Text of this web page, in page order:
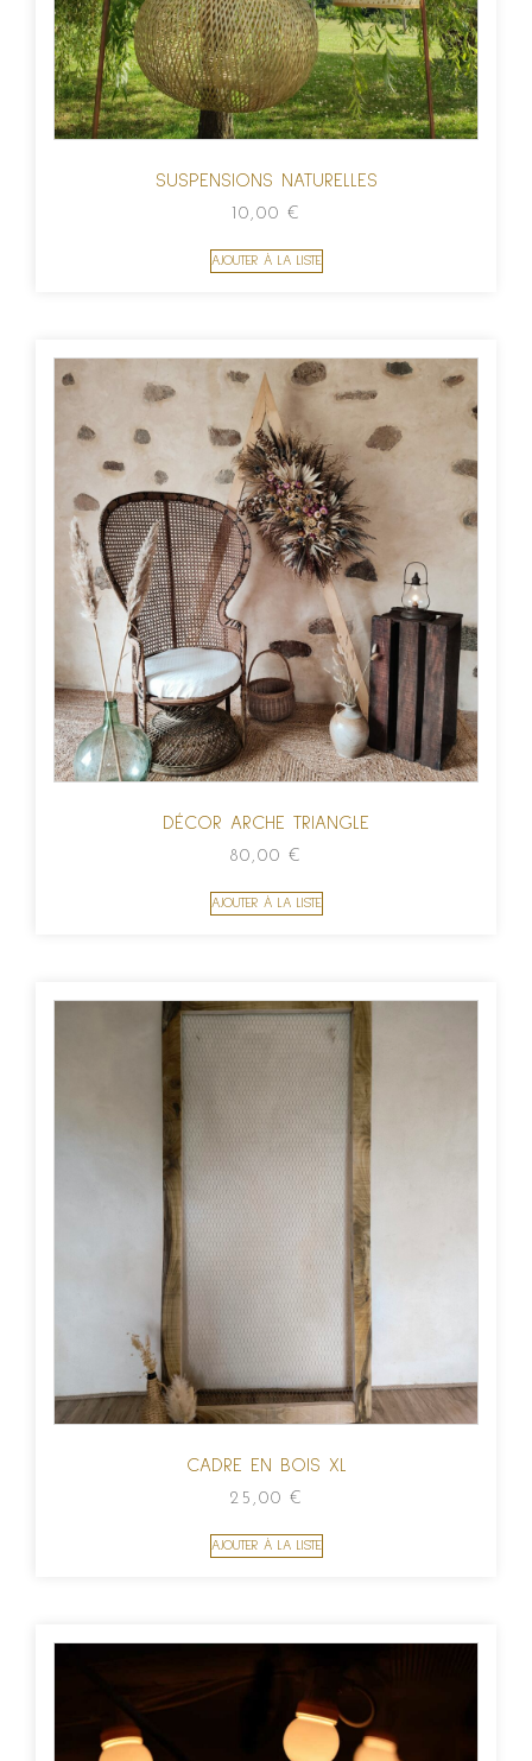
SUSPENSIONS NATURELLES
10,00 €
AJOUTER À LA LISTE
DÉCOR ARCHE TRIANGLE
80,00 €
AJOUTER À LA LISTE
CADRE EN BOIS XL
25,00 €
AJOUTER À LA LISTE